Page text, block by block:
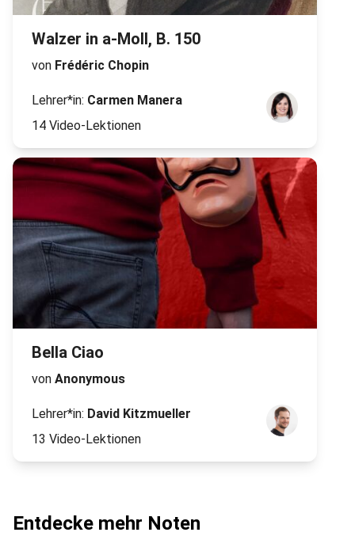
Walzer in a-Moll, B. 150
von Frédéric Chopin
Lehrer*in: Carmen Manera
14 Video-Lektionen
Bella Ciao
von Anonymous
Lehrer*in: David Kitzmueller
13 Video-Lektionen
Entdecke mehr Noten